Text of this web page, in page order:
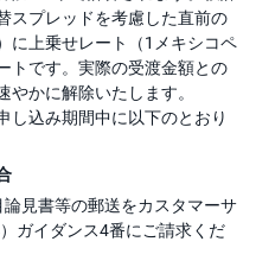
スプレッドを考慮した直前の
に上乗せレート（1メキシコペ
トです。実際の受渡金額との
かに解除いたします。
し込み期間中に以下のとおり
論見書等の郵送をカスタマーサ
ガイダンス4番にご請求くだ